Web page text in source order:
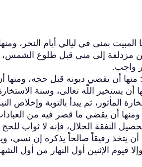
بمنى في ليالي أيام النحر،
إلى منى قبل طلوع الشمس،
واجب.
منها أن يقضي ديونه قبل حجه،
أن يستخير اللّه تعالى، وسنة
المأثور، ثم يبدأ بالتوبة وإخلاص
أن يقضي ما قصر فيه من
النفقة الحلال، فإنه لا ثواب
أن يتخذ رفيقاً صالحاً يذكره إن نسي،
فيوم الإثنين أول النهار من أول